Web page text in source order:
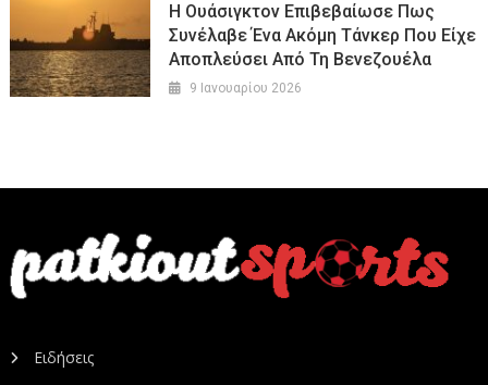
Η Ουάσιγκτον Επιβεβαίωσε Πως
Συνέλαβε Ένα Ακόμη Τάνκερ Που Είχε
Αποπλεύσει Από Τη Βενεζουέλα
9 Ιανουαρίου 2026
Ειδήσεις